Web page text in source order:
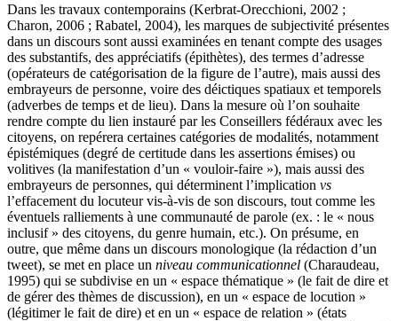
Dans les travaux contemporains (Kerbrat-Orecchioni, 2002 ;
Charon, 2006 ; Rabatel, 2004), les marques de subjectivité présentes
dans un discours sont aussi examinées en tenant compte des usages
des substantifs, des appréciatifs (épithètes), des termes d’adresse
(opérateurs de catégorisation de la figure de l’autre), mais aussi des
embrayeurs de personne, voire des déictiques spatiaux et temporels
(adverbes de temps et de lieu). Dans la mesure où l’on souhaite
rendre compte du lien instauré par les Conseillers fédéraux avec les
citoyens, on repérera certaines catégories de modalités, notamment
épistémiques (degré de certitude dans les assertions émises) ou
volitives (la manifestation d’un « vouloir-faire »), mais aussi des
embrayeurs de personnes, qui déterminent l’implication vs
l’effacement du locuteur vis-à-vis de son discours, tout comme les
éventuels ralliements à une communauté de parole (ex. : le « nous
inclusif » des citoyens, du genre humain, etc.). On présume, en
outre, que même dans un discours monologique (la rédaction d’un
tweet), se met en place un niveau communicationnel (Charaudeau,
1995) qui se subdivise en un « espace thématique » (le fait de dire et
de gérer des thèmes de discussion), en un « espace de locution »
(légitimer le fait de dire) et en un « espace de relation » (états